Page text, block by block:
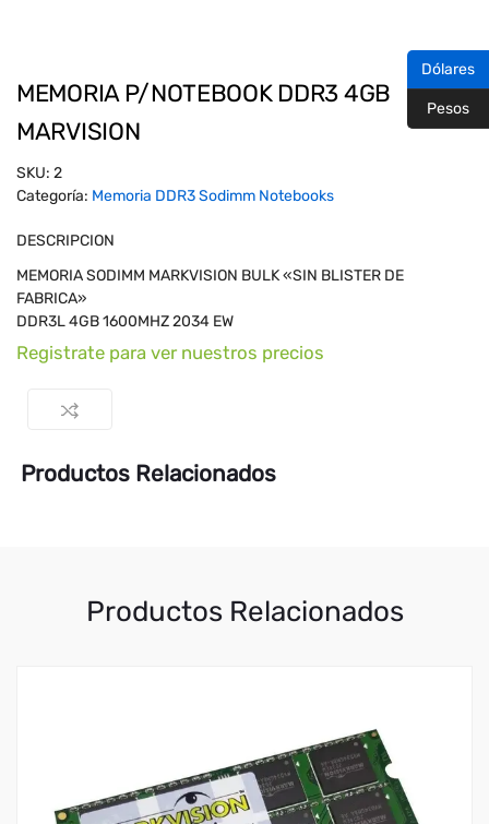
MEMORIA P/NOTEBOOK DDR3 4GB
MARVISION
SKU: 2
Categoría: Memoria DDR3 Sodimm Notebooks
DESCRIPCION
MEMORIA SODIMM MARKVISION BULK «SIN BLISTER DE
FABRICA»
DDR3L 4GB 1600MHZ 2034 EW
Registrate para ver nuestros precios
Productos Relacionados
Productos Relacionados
Dólares
Pesos